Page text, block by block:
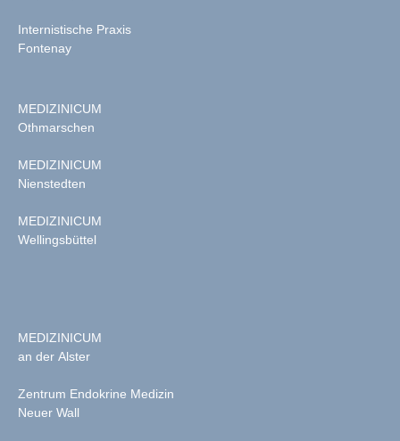
Internistische Praxis
Fontenay
MEDIZINICUM
Othmarschen
MEDIZINICUM
Nienstedten
MEDIZINICUM
Wellingsbüttel
MEDIZINICUM
an der Alster
Zentrum Endokrine Medizin
Neuer Wall